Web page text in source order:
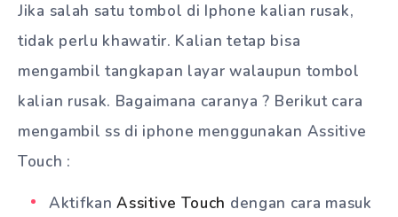
Jika salah satu tombol di Iphone kalian rusak,
tidak perlu khawatir. Kalian tetap bisa
mengambil tangkapan layar walaupun tombol
kalian rusak. Bagaimana caranya ? Berikut cara
mengambil ss di iphone menggunakan Assitive
Touch :
AktifkanAssitive Touch dengan cara masuk